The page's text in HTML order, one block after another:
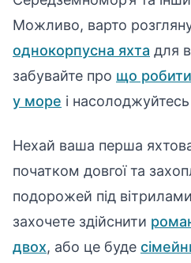
Можливо, варто
однокорпусна яхта для
забувайте про що
у море і
Нехай ваша перша
початком довгої та
подорожей під
захочете здійснити
двох, або це буде